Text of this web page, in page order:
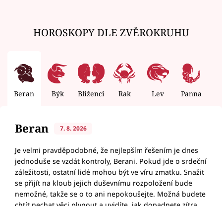
HOROSKOPY DLE ZVĚROKRUHU
Beran Býk Blíženci Rak Lev Panna
Beran 7. 8. 2026
Je velmi pravděpodobné, že nejlepším řešením je dnes
jednoduše se vzdát kontroly, Berani. Pokud jde o srdeční
záležitosti, ostatní lidé mohou být ve víru zmatku. Snažit
se přijít na kloub jejich duševnímu rozpoložení bude
nemožné, takže se o to ani nepokoušejte. Možná budete